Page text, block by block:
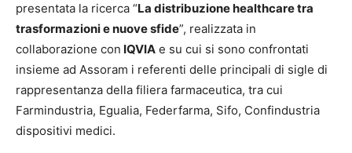
presentata la ricerca “La distribuzione healthcare tra
trasformazioni e nuove sfide”, realizzata in
collaborazione con IQVIA e su cui si sono confrontati
insieme ad Assoram i referenti delle principali di sigle di
rappresentanza della filiera farmaceutica, tra cui
Farmindustria, Egualia, Federfarma, Sifo, Confindustria
dispositivi medici.